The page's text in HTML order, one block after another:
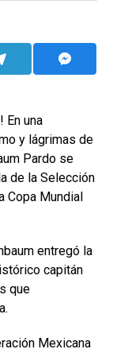
En una
y lágrimas de
Pardo se
de la Selección
Copa Mundial
entregó la
capitán
que
Mexicana